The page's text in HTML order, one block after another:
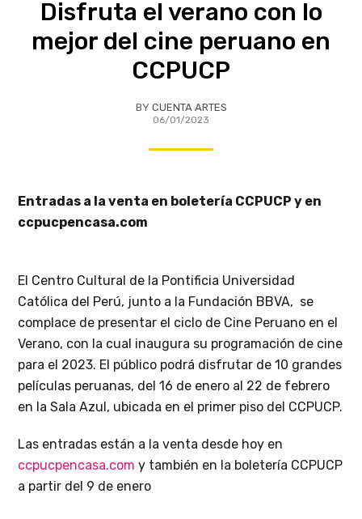
Disfruta el verano con lo
mejor del cine peruano en
CCPUCP
BY CUENTA ARTES
06/01/2023
Entradas a la venta en boletería CCPUCP y en
ccpucpencasa.com
El Centro Cultural de la Pontificia Universidad
Católica del Perú, junto a la Fundación BBVA, se
complace de presentar el ciclo de Cine Peruano en el
Verano, con la cual inaugura su programación de cine
para el 2023. El público podrá disfrutar de 10 grandes
películas peruanas, del 16 de enero al 22 de febrero
en la Sala Azul, ubicada en el primer piso del CCPUCP.
Las entradas están a la venta desde hoy en
ccpucpencasa.com y también en la boletería CCPUCP
a partir del 9 de enero